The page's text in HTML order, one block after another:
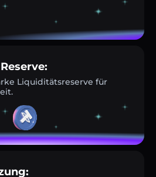
Liquiditätsreserve für